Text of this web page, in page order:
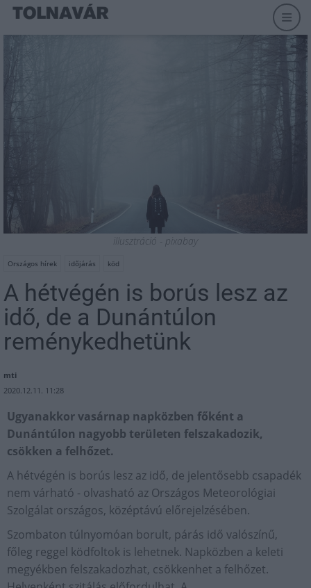
illusztráció - pixabay
Országos hírek időjárás köd
A hétvégén is borús lesz az
idő, de a Dunántúlon
reménykedhetünk
mti
2020.12.11. 11:28
Ugyanakkor vasárnap napközben főként a
Dunántúlon nagyobb területen felszakadozik,
csökken a felhőzet.
A hétvégén is borús lesz az idő, de jelentősebb csapadék
nem várható - olvasható az Országos Meteorológiai
Szolgálat országos, középtávú előrejelzésében.
Szombaton túlnyomóan borult, párás idő valószínű,
főleg reggel ködfoltok is lehetnek. Napközben a keleti
megyékben felszakadozhat, csökkenhet a felhőzet.